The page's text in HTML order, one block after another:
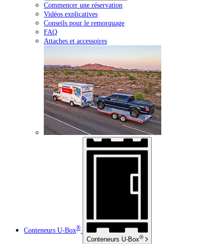
Commencer une réservation
Vidéos explicatives
Conseils pour le remorquage
FAQ
Attaches et accessoires
Conteneurs U-Box®
Conteneurs U-Box®